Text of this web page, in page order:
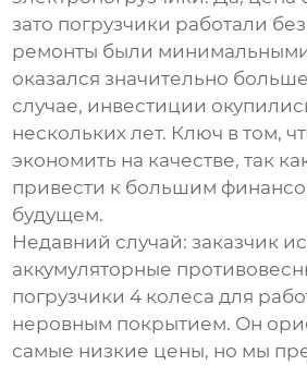
зато погрузчики работали
ремонты были
оказался значительно
случае, инвестиции
нескольких лет. Ключ в том,
экономить на качестве, так
привести к большим
будущем.
Недавний случай: заказчик
аккумуляторные
погрузчики 4 колеса для
неровным покрытием. Он
самые низкие цены, но мы